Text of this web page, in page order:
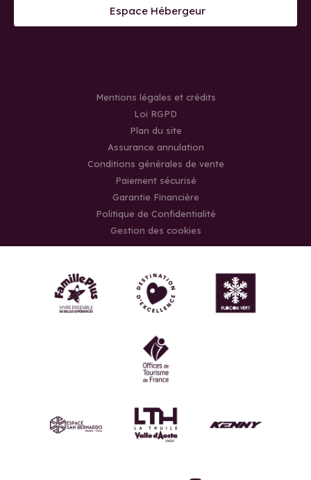
Espace Hébergeur
Mentions légales et crédits
Loi RGPD
Plan du site
Assurance annulation
Conditions générales de vente
Paiement sécurisé
Garantie Financière
Politique de Confidentialité
Gestion des cookies